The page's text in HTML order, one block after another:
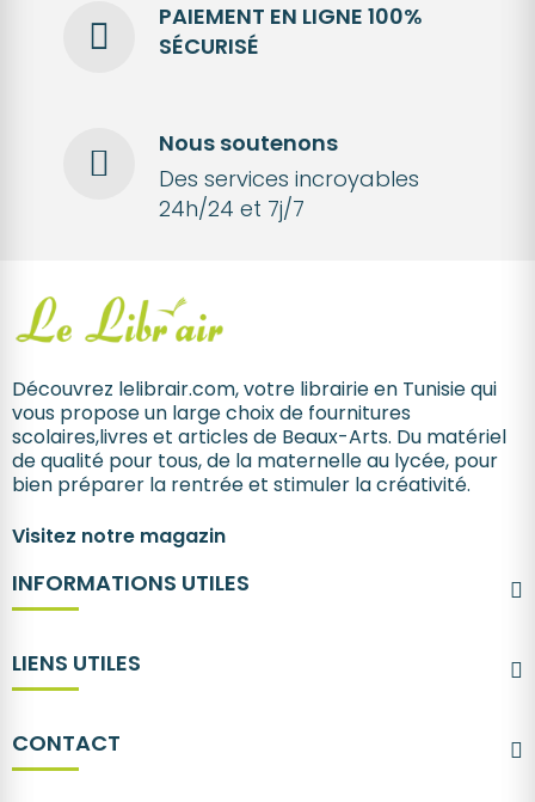
PAIEMENT EN LIGNE 100%
SÉCURISÉ
Nous soutenons
Des services incroyables
24h/24 et 7j/7
Découvrez lelibrair.com, votre librairie en Tunisie qui
vous propose un large choix de fournitures
scolaires,livres et articles de Beaux-Arts. Du matériel
de qualité pour tous, de la maternelle au lycée, pour
bien préparer la rentrée et stimuler la créativité.
Visitez notre magazin
INFORMATIONS UTILES
LIENS UTILES
CONTACT